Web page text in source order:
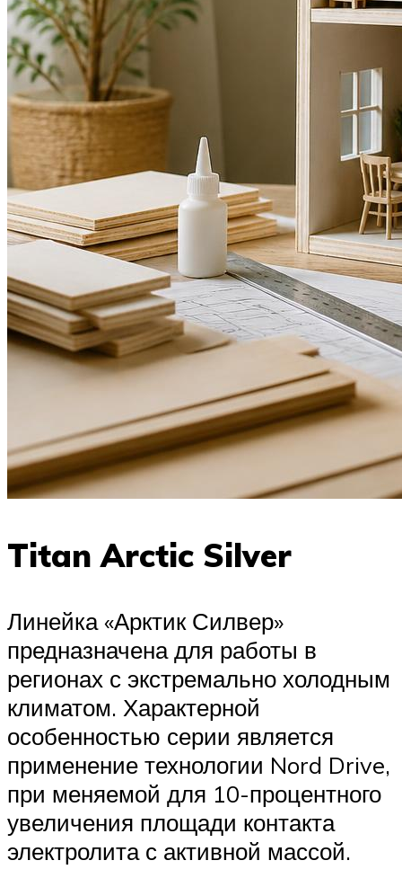
Titan Arctic Silver
Линейка «Арктик Силвер»
предназначена для работы в
регионах с экстремально холодным
климатом. Характерной
особенностью серии является
применение технологии Nord Drive,
при меняемой для 10-процентного
увеличения площади контакта
электролита с активной массой.